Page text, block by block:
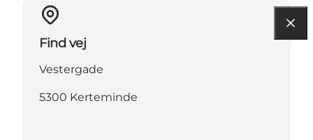
Find vej
Vestergade
5300 Kerteminde